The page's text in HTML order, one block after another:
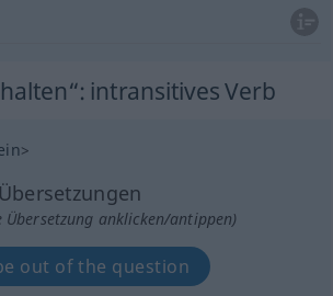
: intransitives Verb
>
anklicken/antippen)
out of the question